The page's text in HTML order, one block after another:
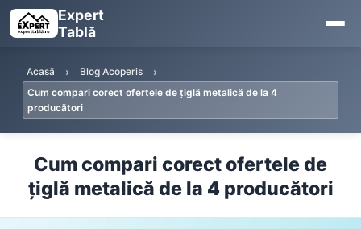
Expert
Tablă
Acasă
Blog Acoperis
Cum compari corect ofertele de țiglă metalică de la 4
producători
Cum compari corect ofertele de
țiglă metalică de la 4 producători